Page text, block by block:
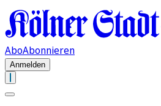
AboAbonnieren
Anmelden